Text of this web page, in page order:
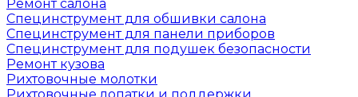
Ремонт салона
Специнструмент для обшивки салона
Специнструмент для панели приборов
Специнструмент для подушек безопасности
Ремонт кузова
Рихтовочные молотки